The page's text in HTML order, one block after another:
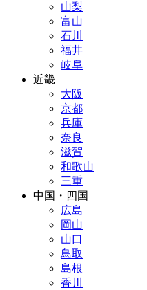
山梨
富山
石川
福井
岐阜
近畿
大阪
京都
兵庫
奈良
滋賀
和歌山
三重
中国・四国
広島
岡山
山口
鳥取
島根
香川